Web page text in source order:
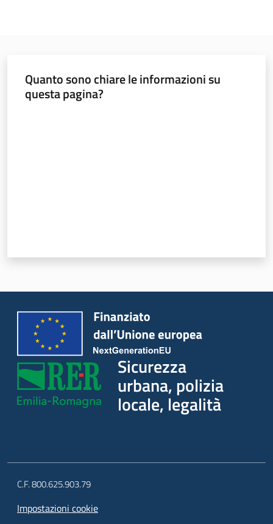
Quanto sono chiare le informazioni su
questa pagina?
Sicurezza
urbana, polizia
locale, legalità
C.F. 800.625.903.79
Impostazioni cookie